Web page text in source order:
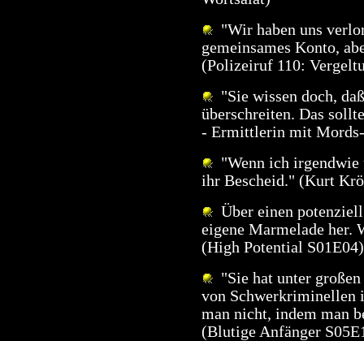
"Wir haben uns
gemeinsames Konto,
(Polizeiruf 110:
"Sie wissen doch,
überschreiten. Das
- Ermittlerin mit
"Wenn ich irgendwie
ihr Bescheid." (Kurt
Über einen
eigene Marmelade her.
(High Potential S01E04)
"Sie hat unter
von Schwerkriminellen
man nicht, indem man
(Blutige Anfänger